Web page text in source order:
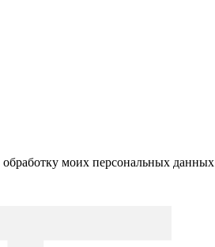
моих персональных данных